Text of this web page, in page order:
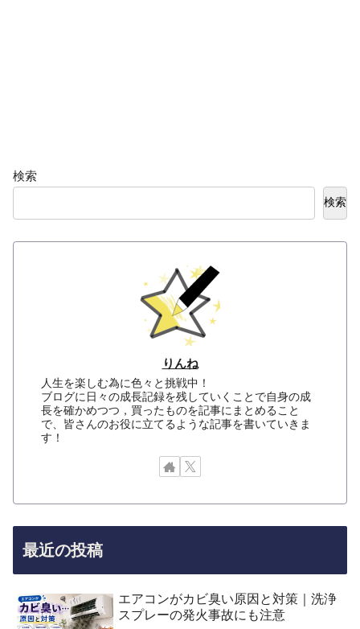
検索
検索
りんね
人生を楽しむ為に色々と挑戦中！
ブログに日々の成長記録を残していくことで自身の成
長を確かめつつ，買ったものを記事にまとめること
で、皆さんのお役に立てるような記事を書いていきま
す！
最近の投稿
エアコンがカビ臭い原因と対策｜洗浄
スプレーの発火事故にも注意